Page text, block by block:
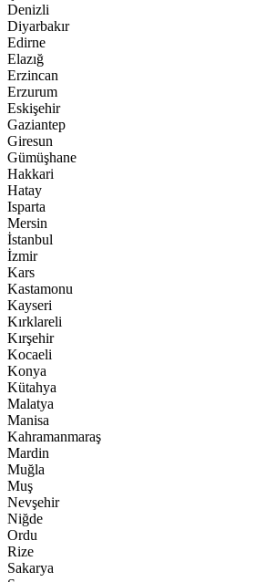
Denizli
Diyarbakır
Edirne
Elazığ
Erzincan
Erzurum
Eskişehir
Gaziantep
Giresun
Gümüşhane
Hakkari
Hatay
Isparta
Mersin
İstanbul
İzmir
Kars
Kastamonu
Kayseri
Kırklareli
Kırşehir
Kocaeli
Konya
Kütahya
Malatya
Manisa
Kahramanmaraş
Mardin
Muğla
Muş
Nevşehir
Niğde
Ordu
Rize
Sakarya